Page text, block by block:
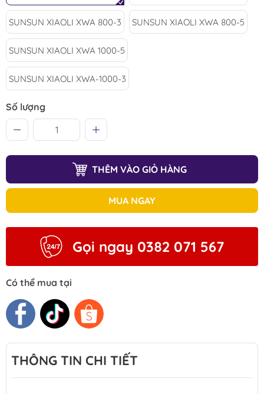
SUNSUN XIAOLI XWA 800-3 SUNSUN XIAOLI XWA 800-5
SUNSUN XIAOLI XWA 1000-5
SUNSUN XIAOLI XWA-1000-3
Số lượng
THÊM VÀO GIỎ HÀNG
MUA NGAY
Gọi ngay 0382 071 567
Có thể mua tại
THÔNG TIN CHI TIẾT